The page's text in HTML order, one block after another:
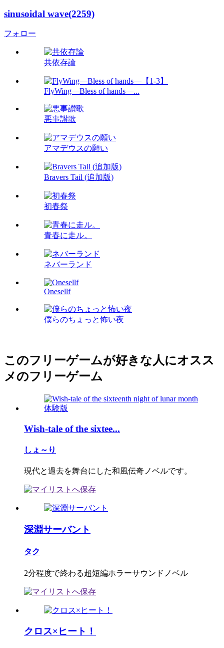
sinusoidal wave(2259)
フォロー
共依存論
FlyWing―Bless of hands―...
悪事讃歌
アマデウスの願い
Bravers Tail (追加版)
初春祭
青春に走ル。
ネバーランド
Onesellf
僕らのちょっと怖い夜
このフリーゲームが好きな人にオスス
メのフリーゲーム
Wish-tale of the sixtee...
しょ～り
現代と過去を舞台にした和風伝奇ノベルです。
深淵サーバント
タク
2分程度で終わる超短編ホラーサウンドノベル
クロス×ヒート！